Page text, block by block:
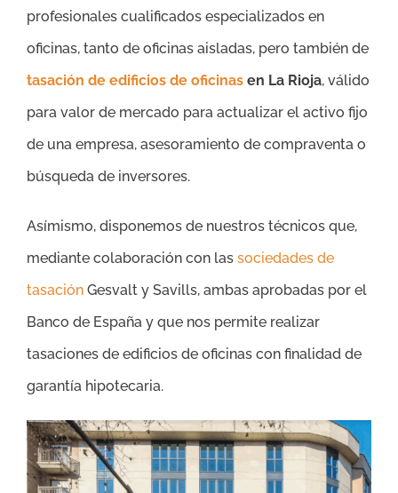
profesionales cualificados especializados en
oficinas, tanto de oficinas aisladas, pero también de
tasación de edificios de oficinas en La Rioja, válido
para valor de mercado para actualizar el activo fijo
de una empresa, asesoramiento de compraventa o
búsqueda de inversores.
Asímismo, disponemos de nuestros técnicos que,
mediante colaboración con las sociedades de
tasación Gesvalt y Savills, ambas aprobadas por el
Banco de España y que nos permite realizar
tasaciones de edificios de oficinas con finalidad de
garantía hipotecaria.